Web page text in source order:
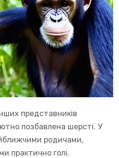
представників
позбавлена шерсті. У
родичами,
практично голі.